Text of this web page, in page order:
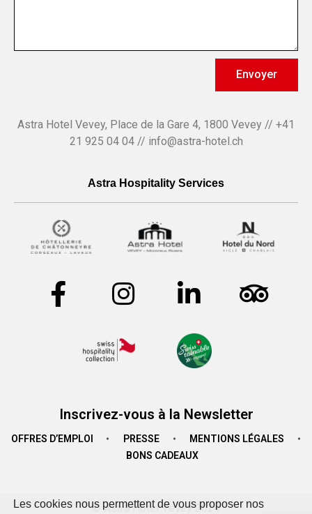
Envoyer
Astra Hotel Vevey, Place de la Gare 4, 1800 Vevey // +41
21 925 04 04 // info@astra-hotel.ch
Astra Hospitality Services
Inscrivez-vous à la Newsletter
OFFRES D’EMPLOI PRESSE
MENTIONS LÉGALES
BONS CADEAUX
© Astra Hotel Vevey 2024
Les cookies nous permettent de vous proposer nos